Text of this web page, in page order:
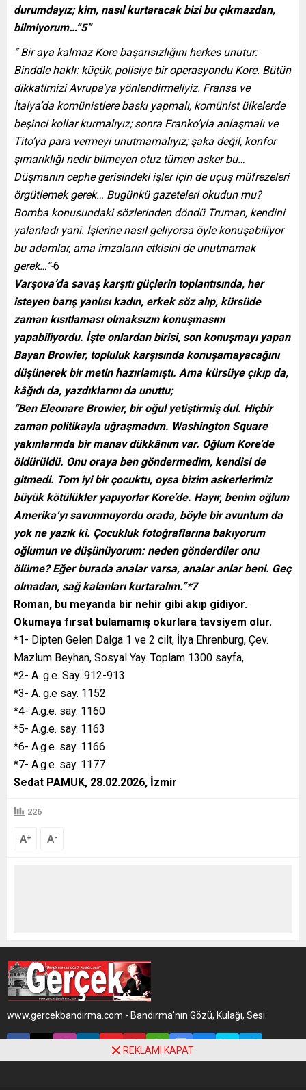
durumdayız; kim, nasıl kurtaracak bizi bu çıkmazdan,
bilmiyorum…”5”
“ Bir aya kalmaz Kore başarısızlığını herkes unutur:
Binddle haklı: küçük, polisiye bir operasyondu Kore. Bütün
dikkatimizi Avrupa’ya yönlendirmeliyiz. Fransa ve
İtalya’da komünistlere baskı yapmalı, komünist ülkelerde
beşinci kollar kurmalıyız; sonra Franko’yla anlaşmalı ve
Tito’ya para vermeyi unutmamalıyız; şaka değil, konfor
şımarıklığı nedir bilmeyen otuz tümen asker bu…
Düşmanın cephe gerisindeki işler için de uçuş müfrezeleri
örgütlemek gerek… Bugünkü gazeteleri okudun mu?
Bomba konusundaki sözlerinden döndü Truman, kendini
yalanladı yani. İşlerine nasıl geliyorsa öyle konuşabiliyor
bu adamlar, ama imzaların etkisini de unutmamak
gerek…”-6
Varşova’da savaş karşıtı güçlerin toplantısında, her
isteyen barış yanlısı kadın, erkek söz alıp, kürsüde
zaman kısıtlaması olmaksızın konuşmasını
yapabiliyordu. İşte onlardan birisi, son konuşmayı yapan
Bayan Browier, topluluk karşısında konuşamayacağını
düşünerek bir metin hazırlamıştı. Ama kürsüye çıkıp da,
kâğıdı da, yazdıklarını da unuttu;
“Ben Eleonare Browier, bir oğul yetiştirmiş dul. Hiçbir
zaman politikayla uğraşmadım. Washington Square
yakınlarında bir manav dükkânım var. Oğlum Kore’de
öldürüldü. Onu oraya ben göndermedim, kendisi de
gitmedi. Tom iyi bir çocuktu, oysa bizim askerlerimiz
büyük kötülükler yapıyorlar Kore’de. Hayır, benim oğlum
Amerika’yı savunmuyordu orada, böyle bir avuntum da
yok ne yazık ki. Çocukluk fotoğraflarına bakıyorum
oğlumun ve düşünüyorum: neden gönderdiler onu
ölüme? Eğer burada analar varsa, analar anlar beni. Geç
olmadan, sağ kalanları kurtaralım.”*7
Roman, bu meyanda bir nehir gibi akıp gidiyor.
Okumaya fırsat bulamamış okurlara tavsiyem olur.
*1- Dipten Gelen Dalga 1 ve 2 cilt, İlya Ehrenburg, Çev.
Mazlum Beyhan, Sosyal Yay. Toplam 1300 sayfa,
*2- A. g.e. Say. 912-913
*3- A. g.e say. 1152
*4- A.g.e. say. 1160
*5- A.g.e. say. 1163
*6- A.g.e. say. 1166
*7- A.g.e. say. 1177
Sedat PAMUK, 28.02.2026, İzmir
226
A+ A-
www.gercekbandirma.com - Bandırma'nın Gözü, Kulağı, Sesi.
REKLAMI KAPAT